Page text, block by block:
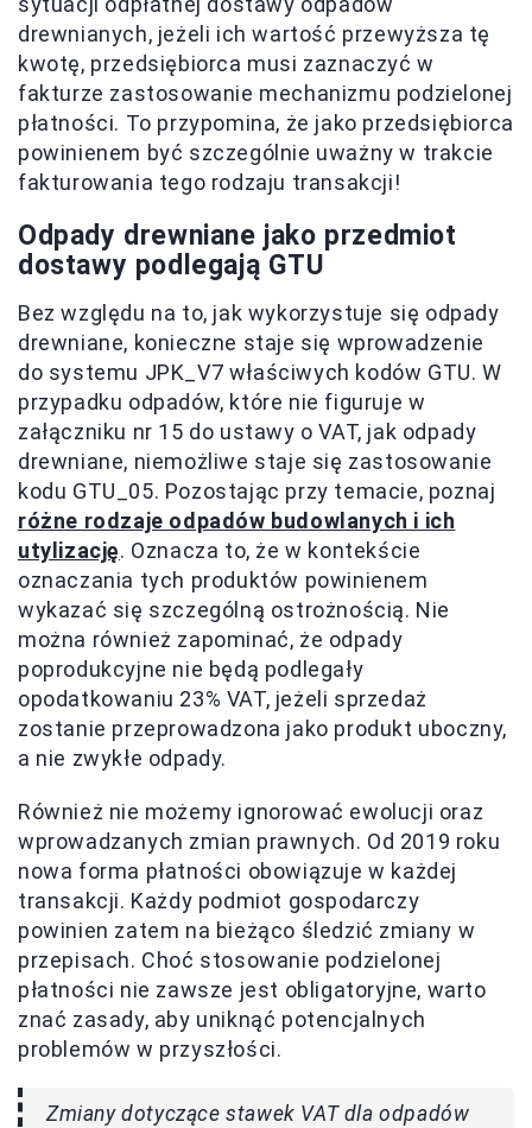
drewnianych, jeżeli ich wartość przewyższa tę
kwotę, przedsiębiorca musi zaznaczyć w
fakturze zastosowanie mechanizmu podzielonej
płatności. To przypomina, że jako przedsiębiorca
powinienem być szczególnie uważny w trakcie
fakturowania tego rodzaju transakcji!
Odpady drewniane jako przedmiot
dostawy podlegają GTU
Bez względu na to, jak wykorzystuje się odpady
drewniane, konieczne staje się wprowadzenie
do systemu JPK_V7 właściwych kodów GTU. W
przypadku odpadów, które nie figuruje w
załączniku nr 15 do ustawy o VAT, jak odpady
drewniane, niemożliwe staje się zastosowanie
kodu GTU_05. Pozostając przy temacie, poznaj
różne rodzaje odpadów budowlanych i ich
utylizację. Oznacza to, że w kontekście
oznaczania tych produktów powinienem
wykazać się szczególną ostrożnością. Nie
można również zapominać, że odpady
poprodukcyjne nie będą podlegały
opodatkowaniu 23% VAT, jeżeli sprzedaż
zostanie przeprowadzona jako produkt uboczny,
a nie zwykłe odpady.
Również nie możemy ignorować ewolucji oraz
wprowadzanych zmian prawnych. Od 2019 roku
nowa forma płatności obowiązuje w każdej
transakcji. Każdy podmiot gospodarczy
powinien zatem na bieżąco śledzić zmiany w
przepisach. Choć stosowanie podzielonej
płatności nie zawsze jest obligatoryjne, warto
znać zasady, aby uniknąć potencjalnych
problemów w przyszłości.
Zmiany dotyczące stawek VAT dla odpadów